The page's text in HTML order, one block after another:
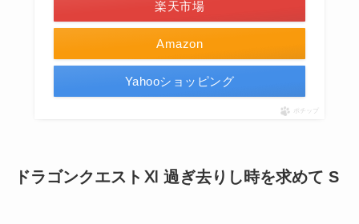
Amazon
楽天市場
Yahooショッピング
ポチップ
ドラゴンクエストⅪ 過ぎ去りし時を求めて S